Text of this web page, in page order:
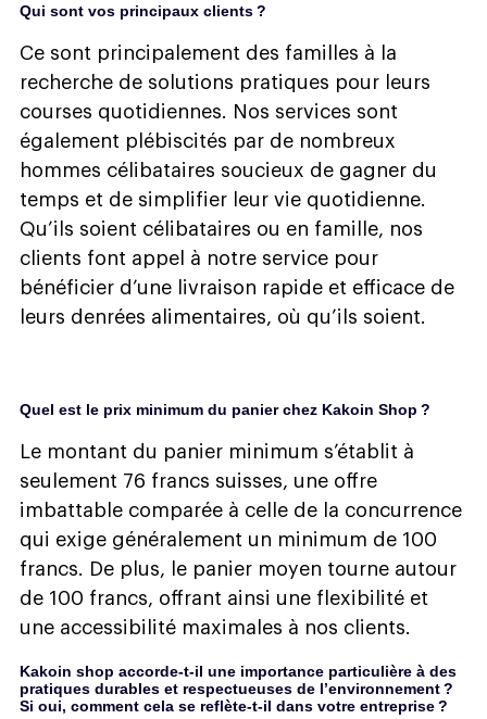
Qui sont vos principaux clients ?
Ce sont principalement des familles à la
recherche de solutions pratiques pour leurs
courses quotidiennes. Nos services sont
également plébiscités par de nombreux
hommes célibataires soucieux de gagner du
temps et de simplifier leur vie quotidienne.
Qu’ils soient célibataires ou en famille, nos
clients font appel à notre service pour
bénéficier d’une livraison rapide et efficace de
leurs denrées alimentaires, où qu’ils soient.
Quel est le prix minimum du panier chez Kakoin Shop ?
Le montant du panier minimum s’établit à
seulement 76 francs suisses, une offre
imbattable comparée à celle de la concurrence
qui exige généralement un minimum de 100
francs. De plus, le panier moyen tourne autour
de 100 francs, offrant ainsi une flexibilité et
une accessibilité maximales à nos clients.
Kakoin shop accorde-t-il une importance particulière à des
pratiques durables et respectueuses de l’environnement ?
Si oui, comment cela se reflète-t-il dans votre entreprise ?